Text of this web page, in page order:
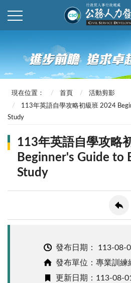
現在位置： 首頁
活動剪影
113年英語自學攻略初級班 2024
Study
113年英語自學攻略
Beginner's Guide to
Study
發布日期： 113-08-
發布單位：專業訓練
更新日期：113-08-